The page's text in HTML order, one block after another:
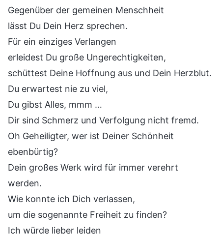
Gegenüber der gemeinen Menschheit
lässt Du Dein Herz sprechen.
Für ein einziges Verlangen
erleidest Du große Ungerechtigkeiten,
schüttest Deine Hoffnung aus und Dein Herzblut.
Du erwartest nie zu viel,
Du gibst Alles, mmm …
Dir sind Schmerz und Verfolgung nicht fremd.
Oh Geheiligter, wer ist Deiner Schönheit
ebenbürtig?
Dein großes Werk wird für immer verehrt
werden.
Wie konnte ich Dich verlassen,
um die sogenannte Freiheit zu finden?
Ich würde lieber leiden